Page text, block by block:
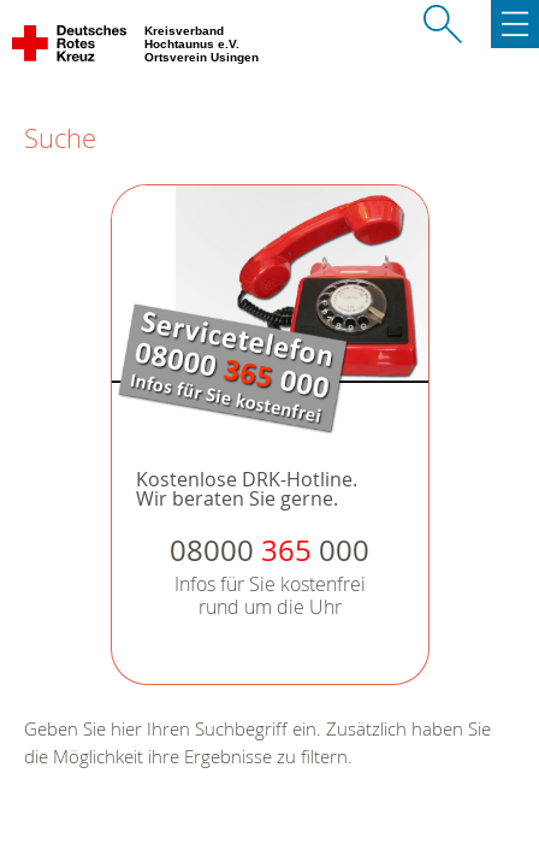
Kreisverband
Hochtaunus e.V.
Ortsverein Usingen
Suche
Kostenlose DRK-Hotline.
Wir beraten Sie gerne.
08000 365 000
Infos für Sie kostenfrei
rund um die Uhr
Geben Sie hier Ihren Suchbegriff ein. Zusätzlich haben Sie
die Möglichkeit ihre Ergebnisse zu filtern.